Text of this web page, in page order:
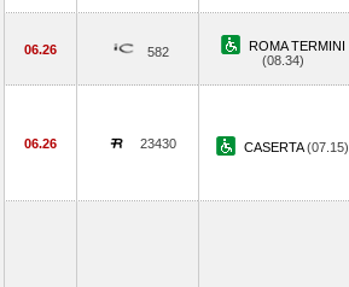
06.26 582
ROMA TERMINI
(08.34)
06.26 23430 CASERTA(07.15)